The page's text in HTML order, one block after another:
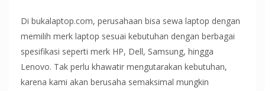
Di bukalaptop.com, perusahaan bisa sewa laptop dengan
memilih merk laptop sesuai kebutuhan dengan berbagai
spesifikasi seperti merk HP, Dell, Samsung, hingga
Lenovo. Tak perlu khawatir mengutarakan kebutuhan,
karena kami akan berusaha semaksimal mungkin